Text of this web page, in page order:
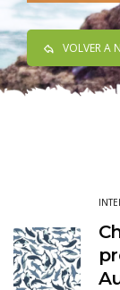
VOLVER A